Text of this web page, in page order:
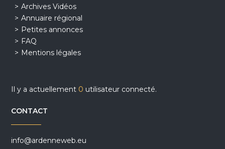
Archives Vidéos
Annuaire régional
Petites annonces
FAQ
Mentions légales
Il y a actuellement 0 utilisateur connecté.
CONTACT
info@ardenneweb.eu